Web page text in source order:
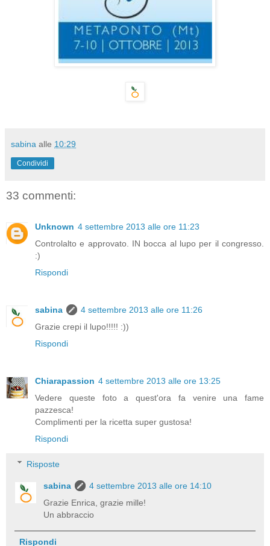
sabina alle 10:29
Condividi
33 commenti:
Unknown 4 settembre 2013 alle ore 11:23
Controlalto e approvato. IN bocca al lupo per il congresso.
:)
Rispondi
sabina
4 settembre 2013 alle ore 11:26
Grazie crepi il lupo!!!!! :))
Rispondi
Chiarapassion 4 settembre 2013 alle ore 13:25
Vedere queste foto a quest'ora fa venire una fame
pazzesca!
Complimenti per la ricetta super gustosa!
Rispondi
Risposte
sabina
4 settembre 2013 alle ore 14:10
Grazie Enrica, grazie mille!
Un abbraccio
Rispondi